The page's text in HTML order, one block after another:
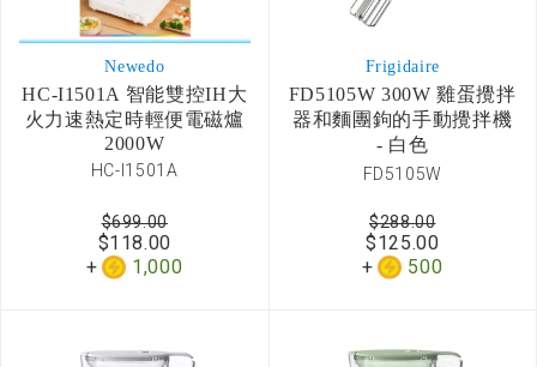
Newedo
HC-I1501A 智能雙控IH大
火力速熱定時輕便電磁爐
2000W
HC-I1501A
$118.00
1,000
$699.00
Frigidaire
FD5105W 300W 雞蛋攪拌
器和麵團鉤的手動攪拌機
- 白色
FD5105W
$125.00
500
$288.00